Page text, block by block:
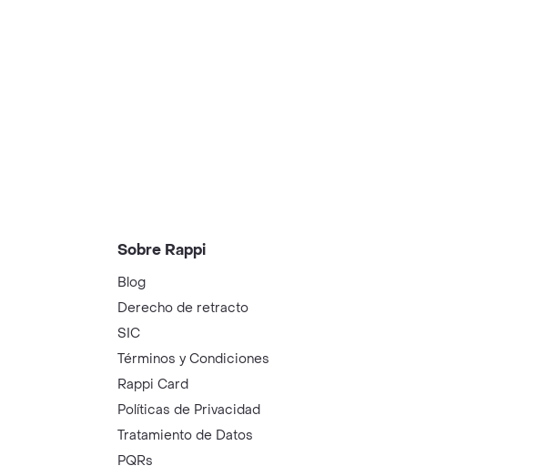
Sobre Rappi
Blog
Derecho de retracto
SIC
Términos y Condiciones
Rappi Card
Políticas de Privacidad
Tratamiento de Datos
PQRs